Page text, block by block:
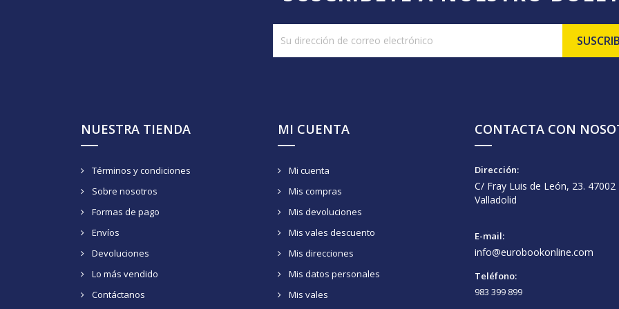
NUESTRA TIENDA
Términos y condiciones
Sobre nosotros
Formas de pago
Envíos
Devoluciones
Lo más vendido
Contáctanos
MI CUENTA
Mi cuenta
Mis compras
Mis devoluciones
Mis vales descuento
Mis direcciones
Mis datos personales
Mis vales
CONTACTA CON
Dirección:
C/ Fray Luis de León, 23. 47002
Valladolid
E-mail:
info@eurobookonline.com
Teléfono:
983 399 899